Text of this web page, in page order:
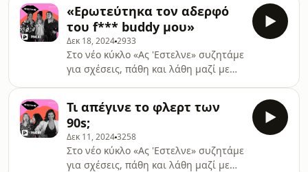
ραδιοφωνική παραγωγό, dj και
content creator, Frau Dimitra και
διαβάζουμε μαζί τους ερωτικούς
προβληματισμούς φίλων που μας
στέλνουν!
«Ερωτεύτηκα τον αδερφό
του f*** buddy μου»
Δεκ 18, 20242933
Στο νέο κύκλο «Ας 'Εστελνε» συζητάμε
για σχέσεις, πάθη και λάθη μαζί με
influencer Sissy Validstyle και
διαβάζουμε μαζί τους ερωτικούς
προβληματισμούς φίλων που μας
στέλνουν!
Τι απέγινε το φλερτ των
90s;
Δεκ 11, 20243258
Στο νέο κύκλο «Ας 'Εστελνε» συζητάμε
για σχέσεις, πάθη και λάθη μαζί με